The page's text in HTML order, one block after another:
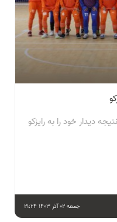
دیدار خود را به رایزکو
جمعه 02 آذر 1403 21:24